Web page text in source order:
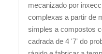
mecanizado por
complexas a partir de
simples a compostos
cadrada de 4 '7' do